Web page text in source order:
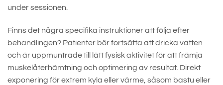
under sessionen.
Finns det några specifika instruktioner att följa efter
behandlingen? Patienter bör fortsätta att dricka vatten
och är uppmuntrade till lätt fysisk aktivitet för att främja
muskelåterhämtning och optimering av resultat. Direkt
exponering för extrem kyla eller värme, såsom bastu eller